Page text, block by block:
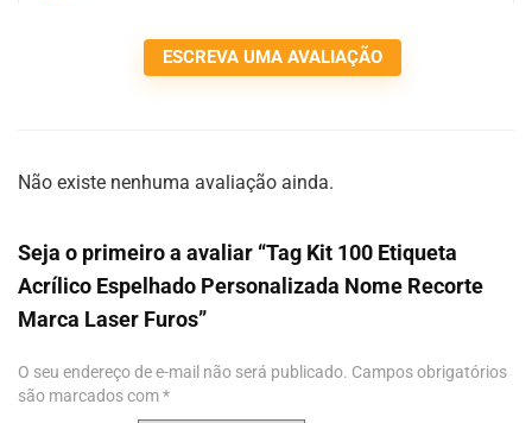
ESCREVA UMA AVALIAÇÃO
Não existe nenhuma avaliação ainda.
Seja o primeiro a avaliar “Tag Kit 100 Etiqueta
Acrílico Espelhado Personalizada Nome Recorte
Marca Laser Furos”
O seu endereço de e-mail não será publicado. Campos obrigatórios
são marcados com*